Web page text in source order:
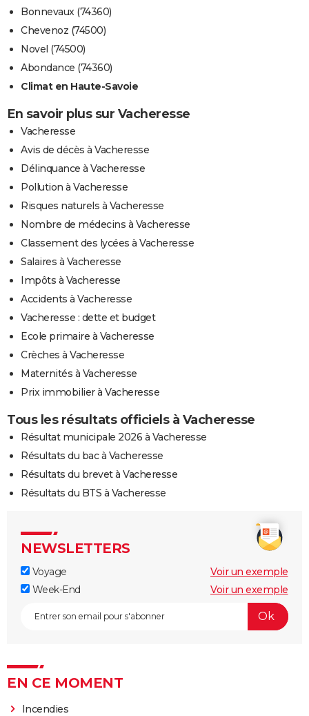
Bonnevaux (74360)
Chevenoz (74500)
Novel (74500)
Abondance (74360)
Climat en Haute-Savoie
En savoir plus sur Vacheresse
Vacheresse
Avis de décès à Vacheresse
Délinquance à Vacheresse
Pollution à Vacheresse
Risques naturels à Vacheresse
Nombre de médecins à Vacheresse
Classement des lycées à Vacheresse
Salaires à Vacheresse
Impôts à Vacheresse
Accidents à Vacheresse
Vacheresse : dette et budget
Ecole primaire à Vacheresse
Crèches à Vacheresse
Maternités à Vacheresse
Prix immobilier à Vacheresse
Tous les résultats officiels à Vacheresse
Résultat municipale 2026 à Vacheresse
Résultats du bac à Vacheresse
Résultats du brevet à Vacheresse
Résultats du BTS à Vacheresse
NEWSLETTERS
Voyage
Voir un exemple
Week-End
Voir un exemple
EN CE MOMENT
Incendies